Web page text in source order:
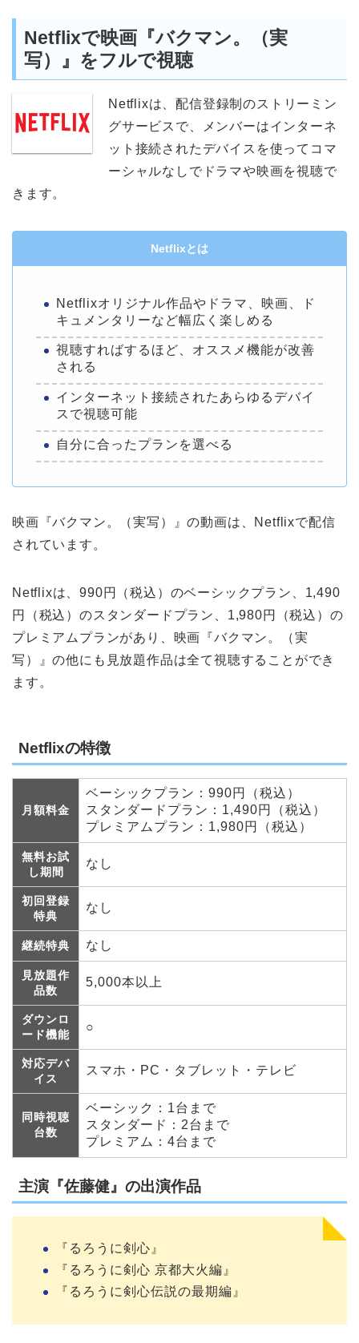
Netflixで映画『バクマン。（実
写）』をフルで視聴
Netflixは、配信登録制のストリーミン
グサービスで、メンバーはインターネ
ット接続されたデバイスを使ってコマ
ーシャルなしでドラマや映画を視聴で
きます。
Netflixとは
Netflixオリジナル作品やドラマ、映画、ド
キュメンタリーなど幅広く楽しめる
視聴すればするほど、オススメ機能が改善
される
インターネット接続されたあらゆるデバイ
スで視聴可能
自分に合ったプランを選べる
映画『バクマン。（実写）』の動画は、Netflixで配信
されています。
Netflixは、990円（税込）のベーシックプラン、1,490
円（税込）のスタンダードプラン、1,980円（税込）の
プレミアムプランがあり、映画『バクマン。（実
写）』の他にも見放題作品は全て視聴することができ
ます。
Netflixの特徴
月額料金
ベーシックプラン：990円（税込）
スタンダードプラン：1,490円（税込）
プレミアムプラン：1,980円（税込）
無料お試
し期間
なし
初回登録
特典
なし
継続特典 なし
見放題作
品数
5,000本以上
ダウンロ
ード機能
○
対応デバ
イス
スマホ・PC・タブレット・テレビ
同時視聴
台数
ベーシック：1台まで
スタンダード：2台まで
プレミアム：4台まで
主演『佐藤健』の出演作品
『るろうに剣心』
『るろうに剣心 京都大火編』
『るろうに剣心伝説の最期編』